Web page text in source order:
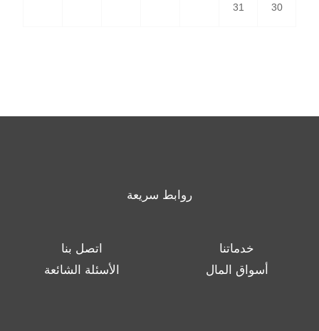
30
31
روابط سريعة
خدماتنا
اتصل بنا
أسواق المال
الأسئلة الشائعة